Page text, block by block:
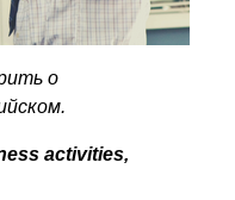
о
activities,